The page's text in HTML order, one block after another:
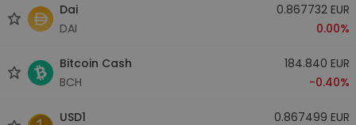
Dai
DAI
0.867732 EUR
0.00%
Bitcoin Cash
BCH
184.840 EUR
-0.40%
USD1
0.867499 EUR